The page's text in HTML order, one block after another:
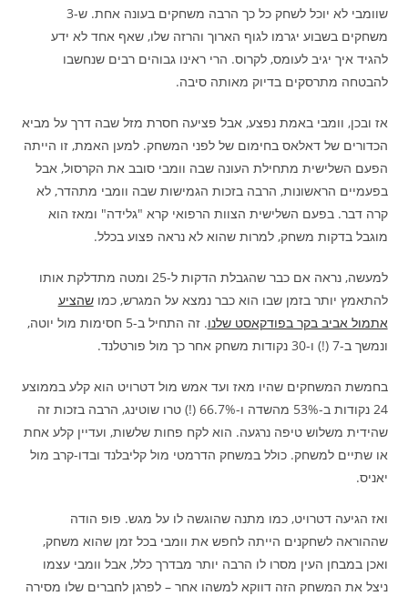
שוומבי לא יוכל לשחק כל כך הרבה משחקים בעונה אחת. ש-3
משחקים בשבוע יגרמו לגוף הארוך והרזה שלו, שאף אחד לא ידע
להגיד איך יגיב לעומס, לקרוס. הרי ראינו גבוהים רבים שנחשבו
להבטחה מתרסקים בדיוק מאותה סיבה.
אז ובכן, וומבי באמת נפצע, אבל פציעה חסרת מזל שבה דרך על מביא
הכדורים של דאלאס בחימום של לפני המשחק. למען האמת, זו הייתה
הפעם השלישית מתחילת העונה שבה וומבי סובב את הקרסול, אבל
בפעמיים הראשונות, הרבה בזכות הגמישות שבה וומבי מתהדר, לא
קרה דבר. בפעם השלישית הצוות הרפואי קרא "גלידה" ומאז הוא
מוגבל בדקות משחק, למרות שהוא לא נראה פצוע בכלל.
למעשה, נראה אם כבר שהגבלת הדקות ל-25 ומטה מתדלקת אותו
להתאמץ יותר בזמן שבו הוא כבר נמצא על המגרש, כמושהציע
אתמול אביב בקר בפודקאסט שלנו
. זה התחיל ב-5 חסימות מול יוטה,
ונמשך ב-7 (!) ו-30 נקודות משחק אחר כך מול פורטלנד.
בחמשת המשחקים שהיו מאז ועד אמש מול דטרויט הוא קלע בממוצע
24 נקודות ב-53% מהשדה ו-66.7% (!) טרו שוטינג, הרבה בזכות זה
שהידית משלוש טיפה נרגעה. הוא לקח פחות שלשות, ועדיין קלע אחת
או שתיים למשחק. כולל במשחק הדרמטי מול קליבלנד ובדו-קרב מול
יאניס.
ואז הגיעה דטרויט, כמו מתנה שהוגשה לו על מגש. פופ הודה
שההוראה לשחקנים הייתה לחפש את וומבי בכל זמן שהוא משחק,
ואכן במבחן העין מסרו לו הרבה יותר מבדרך כלל, אבל וומבי עצמו
ניצל את המשחק הזה דווקא למשהו אחר – לפרגן לחברים שלו מסירה